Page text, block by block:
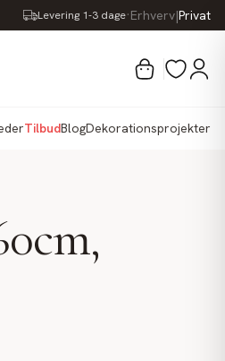
Levering 1-3 dage·Erhverv|Privat
TilbudBlogDekorationsprojekter